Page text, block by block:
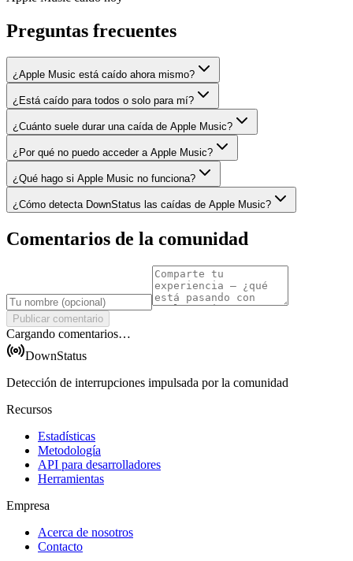
Preguntas frecuentes
¿Apple Music está caído ahora mismo?
¿Está caído para todos o solo para mí?
¿Cuánto suele durar una caída de Apple Music?
¿Por qué no puedo acceder a Apple Music?
¿Qué hago si Apple Music no funciona?
¿Cómo detecta DownStatus las caídas de Apple Music?
Comentarios de la comunidad
Publicar comentario
Cargando comentarios…
DownStatus
Detección de interrupciones impulsada por la comunidad
Recursos
Estadísticas
Metodología
API para desarrolladores
Herramientas
Empresa
Acerca de nosotros
Contacto